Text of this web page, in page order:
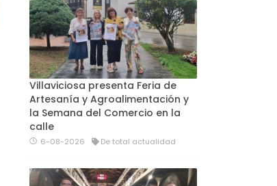
Villaviciosa presenta Feria de
Artesanía y Agroalimentación y
la Semana del Comercio en la
calle
6-08-2026 De total actualidad